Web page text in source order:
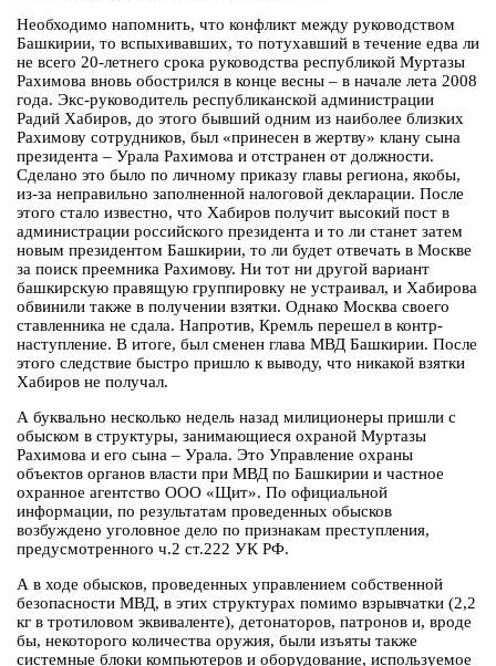
Необходимо напомнить, что конфликт между руководством
Башкирии, то вспыхивавших, то потухавший в течение едва ли
не всего 20-летнего срока руководства республикой Муртазы
Рахимова вновь обострился в конце весны – в начале лета 2008
года. Экс-руководитель республиканской администрации
Радий Хабиров, до этого бывший одним из наиболее близких
Рахимову сотрудников, был «принесен в жертву» клану сына
президента – Урала Рахимова и отстранен от должности.
Сделано это было по личному приказу главы региона, якобы,
из-за неправильно заполненной налоговой декларации. После
этого стало известно, что Хабиров получит высокий пост в
администрации российского президента и то ли станет затем
новым президентом Башкирии, то ли будет отвечать в Москве
за поиск преемника Рахимову. Ни тот ни другой вариант
башкирскую правящую группировку не устраивал, и Хабирова
обвинили также в получении взятки. Однако Москва своего
ставленника не сдала. Напротив, Кремль перешел в контр-
наступление. В итоге, был сменен глава МВД Башкирии. После
этого следствие быстро пришло к выводу, что никакой взятки
Хабиров не получал.
А буквально несколько недель назад милиционеры пришли с
обыском в структуры, занимающиеся охраной Муртазы
Рахимова и его сына – Урала. Это Управление охраны
объектов органов власти при МВД по Башкирии и частное
охранное агентство ООО «Щит». По официальной
информации, по результатам проведенных обысков
возбуждено уголовное дело по признакам преступления,
предусмотренного ч.2 ст.222 УК РФ.
А в ходе обысков, проведенных управлением собственной
безопасности МВД, в этих структурах помимо взрывчатки (2,2
кг в тротиловом эквиваленте), детонаторов, патронов и, вроде
бы, некоторого количества оружия, были изъяты также
системные блоки компьютеров и оборудование, используемое